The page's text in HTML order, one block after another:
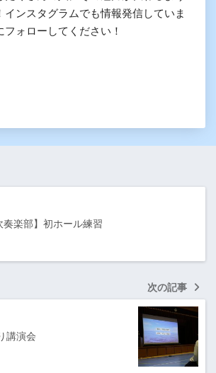
インスタグラムでも情報発信していま
ォローしてください！
奏楽部】初ホール練習
次の記事
講演会